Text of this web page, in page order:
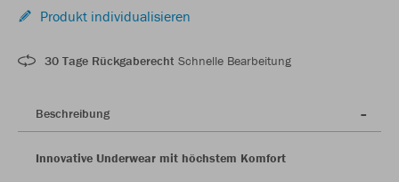
Produkt individualisieren
30 Tage Rückgaberecht Schnelle Bearbeitung
Beschreibung
Innovative Underwear mit höchstem Komfort